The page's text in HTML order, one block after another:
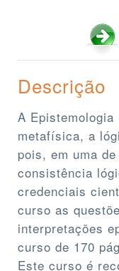
Descrição
A
metafísica, a
pois, em uma
consistência
credenciais
curso as
interpretações
curso de 170
Este curso é